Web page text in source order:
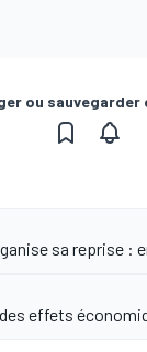
ou
sa reprise :
effets